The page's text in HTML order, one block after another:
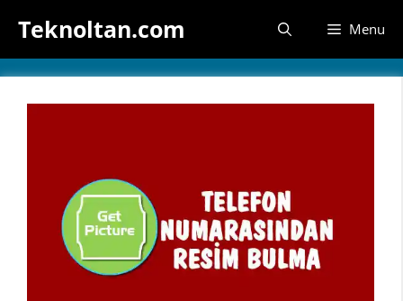
atlaTeknoltan.com Menu